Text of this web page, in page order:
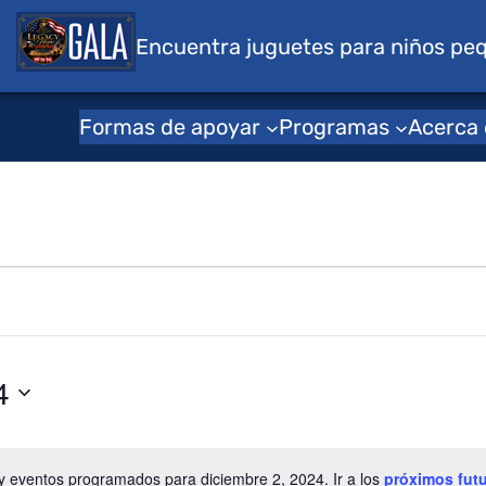
para niños
Encuentra juguetes para niños
Formas de apoyar Programas Acerca
eventos programados para diciembre 2, 2024. Ir a los próximos